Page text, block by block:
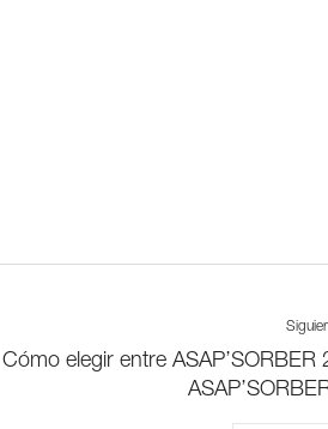
Cómo elegir entre ASAP’SORBER